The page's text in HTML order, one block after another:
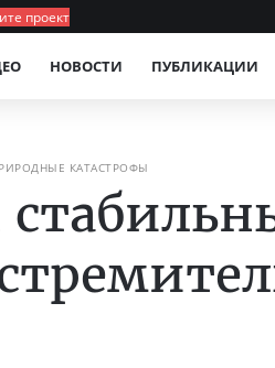
проект
НОВОСТИ ПУБЛИКАЦИИ
КАТАСТРОФЫ